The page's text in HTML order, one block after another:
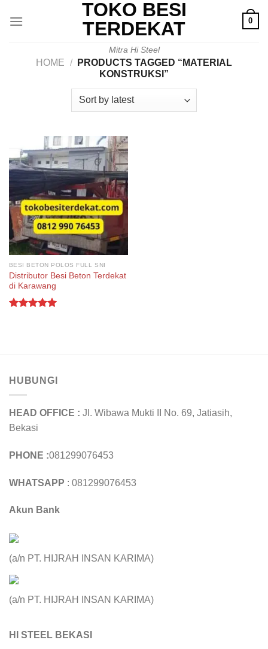
TOKO BESI
TERDEKAT
Mitra Hi Steel
0
HOME /
PRODUCTS TAGGED “MATERIAL
KONSTRUKSI”
BESI BETON POLOS FULL SNI
Distributor Besi Beton Terdekat
di Karawang
HUBUNGI
HEAD OFFICE : Jl. Wibawa Mukti II No. 69, Jatiasih,
Bekasi
PHONE :081299076453
WHATSAPP : 081299076453
Akun Bank
(a/n PT. HIJRAH INSAN KARIMA)
(a/n PT. HIJRAH INSAN KARIMA)
HI STEEL BEKASI